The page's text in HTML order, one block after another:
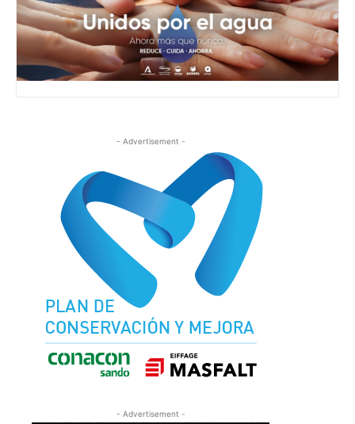
- Advertisement -
- Advertisement -